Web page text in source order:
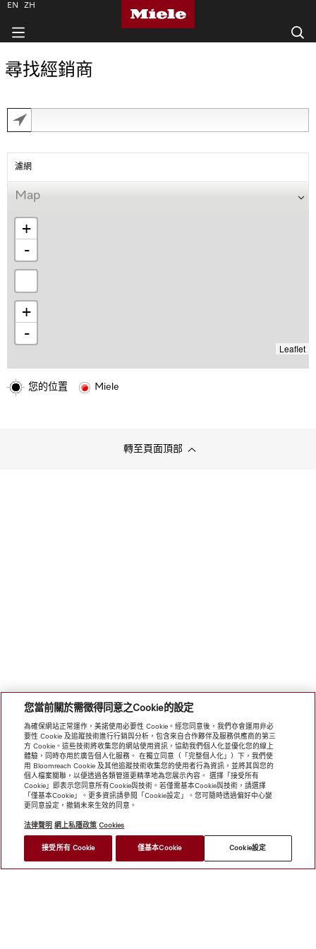
尋找經銷商
濾網
Map
+
-
+
-
Leaflet
您的位置 Miele
轉至頁面頂部
EN ZH
您當前關於需徵得同意之Cookie的設定
為確保網站正常運作，美諾使用必要性 Cookie。經您同意後，我們亦會運用非必
要性 Cookie 及追蹤技術進行行銷與分析，包含來自合作夥伴及服務供應商的第三
方 Cookie。這些技術將收集您的網站使用資訊，協助我們個人化並優化您的線上
體驗，同時亦用於廣告個人化服務。 在獨立同意（「完整個人化」）下，我們使
用 Bloomreach Cookie 及其他追蹤技術收集您的使用者行為資訊，並將其與您的
個人檔案關聯，以便透過各類管道更精準地為您展示內容。 選擇「接受所有
Cookie」即表示您同意所有Cookie與技術。若僅需基本Cookie與技術，請選擇
「僅基本Cookie」。更多資訊請參閱「Cookie設定」。您可隨時透過偏好中心變
更同意設定，撤銷未來生效的同意。
法律聲明 網上私隱政策 Cookies
接受所有 Cookie 僅基本Cookie Cookie設定